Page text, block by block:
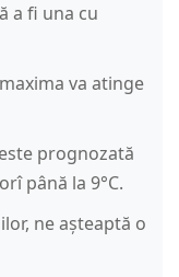
a fi una cu
va atinge
prognozată
până la 9°C.
ne așteaptă o